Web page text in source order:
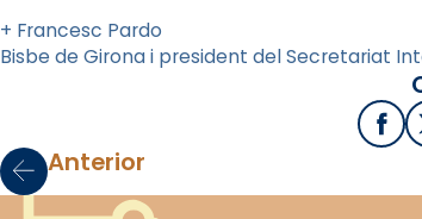
+ Francesc Pardo
Bisbe de Girona i president del Secretariat
Anterior